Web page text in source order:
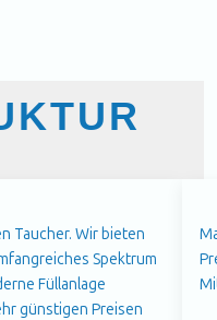
Taucher. Wir bieten
Spektrum
Füllanlage
günstigen Preisen